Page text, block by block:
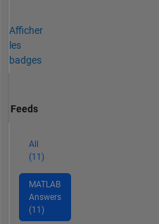
Afficher
les
badges
Feeds
All
(11)
MATLAB
Answers
(11)